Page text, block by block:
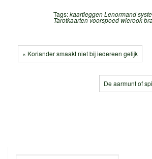
Tags:kaartleggenLenormand
Tarotkaartenvoorspoedwierook
« Koriander smaakt niet bij iedereen gelijk
De aarmunt of